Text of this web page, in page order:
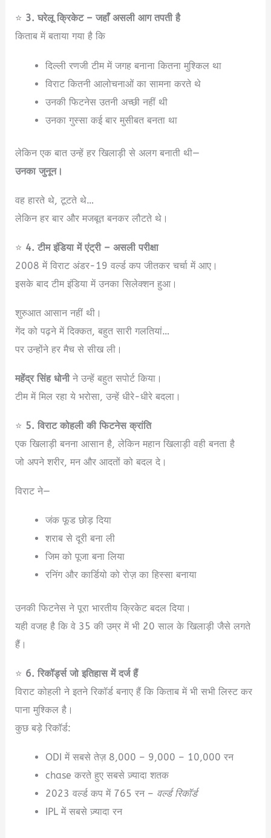
⭐ 3. घरेलू क्रिकेट – जहाँ असली आग तपती है
किताब में बताया गया है कि
दिल्ली रणजी टीम में जगह बनाना कितना मुश्किल था
विराट कितनी आलोचनाओं का सामना करते थे
उनकी फिटनेस उतनी अच्छी नहीं थी
उनका गुस्सा कई बार मुसीबत बनता था
लेकिन एक बात उन्हें हर खिलाड़ी से अलग बनाती थी—
उनका जुनून।
वह हारते थे, टूटते थे…
लेकिन हर बार और मजबूत बनकर लौटते थे।
⭐ 4. टीम इंडिया में एंट्री – असली परीक्षा
2008 में विराट अंडर-19 वर्ल्ड कप जीतकर चर्चा में आए।
इसके बाद टीम इंडिया में उनका सिलेक्शन हुआ।
शुरुआत आसान नहीं थी।
गेंद को पढ़ने में दिक्कत, बहुत सारी गलतियां…
पर उन्होंने हर मैच से सीख ली।
महेंद्र सिंह धोनीने उन्हें बहुत सपोर्ट किया।
टीम में मिल रहा ये भरोसा, उन्हें धीरे-धीरे बदला।
⭐ 5. विराट कोहली की फिटनेस क्रांति
एक खिलाड़ी बनना आसान है, लेकिन महान खिलाड़ी वही बनता है
जो अपने शरीर, मन और आदतों को बदल दे।
विराट ने—
जंक फूड छोड़ दिया
शराब से दूरी बना ली
जिम को पूजा बना लिया
रनिंग और कार्डियो को रोज़ का हिस्सा बनाया
उनकी फिटनेस ने पूरा भारतीय क्रिकेट बदल दिया।
यही वजह है कि वे 35 की उम्र में भी 20 साल के खिलाड़ी जैसे लगते
हैं।
⭐ 6. रिकॉर्ड्स जो इतिहास में दर्ज हैं
विराट कोहली ने इतने रिकॉर्ड बनाए हैं कि किताब में भी सभी लिस्ट कर
पाना मुश्किल है।
कुछ बड़े रिकॉर्ड:
ODI में सबसे तेज़ 8,000 – 9,000 – 10,000 रन
chase करते हुए सबसे ज़्यादा शतक
2023 वर्ल्ड कप में 765 रन – वर्ल्ड रिकॉर्ड
IPL में सबसे ज़्यादा रन